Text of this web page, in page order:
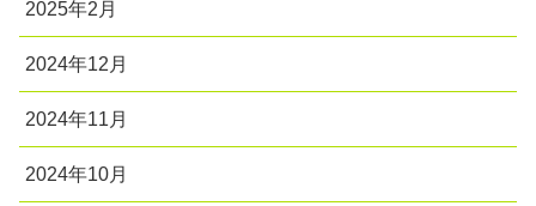
2025年2月
2024年12月
2024年11月
2024年10月